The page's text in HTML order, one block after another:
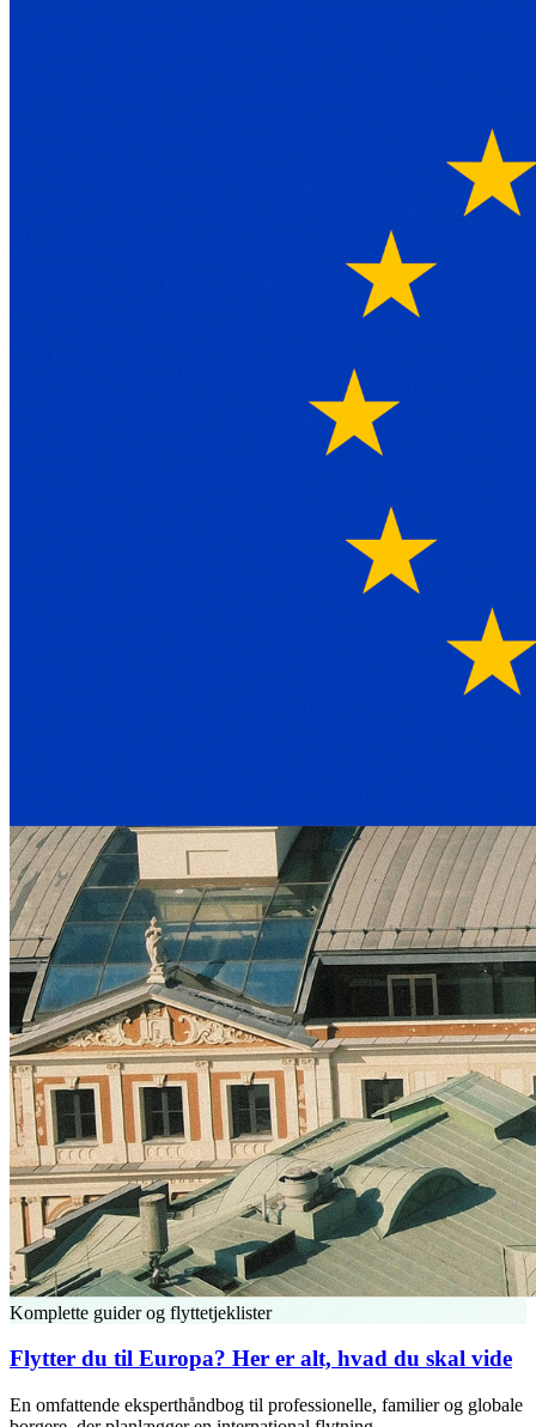
Komplette guider og flyttetjeklister
Flytter du til Europa? Her er alt, hvad du skal vide
En omfattende eksperthåndbog til professionelle, familier og globale